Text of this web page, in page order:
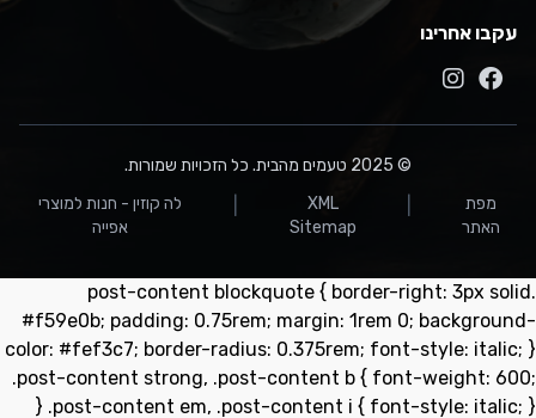
עקבו אחרינו
© 2025 טעמים מהבית. כל הזכויות שמורות.
מפת
האתר
XML
Sitemap
לה קוזין - חנות למוצרי
אפייה
.post-content blockquote { border-right: 3px solid
#f59e0b; padding: 0.75rem; margin: 1rem 0; background-
color: #fef3c7; border-radius: 0.375rem; font-style: italic; }
.post-content strong, .post-content b { font-weight: 600;
} .post-content em, .post-content i { font-style: italic; }